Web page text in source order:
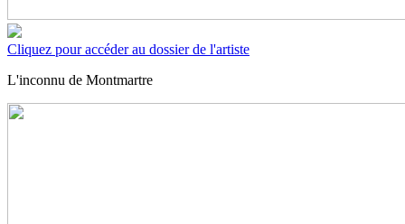
Cliquez pour accéder au dossier de l'artiste
L'inconnu de Montmartre